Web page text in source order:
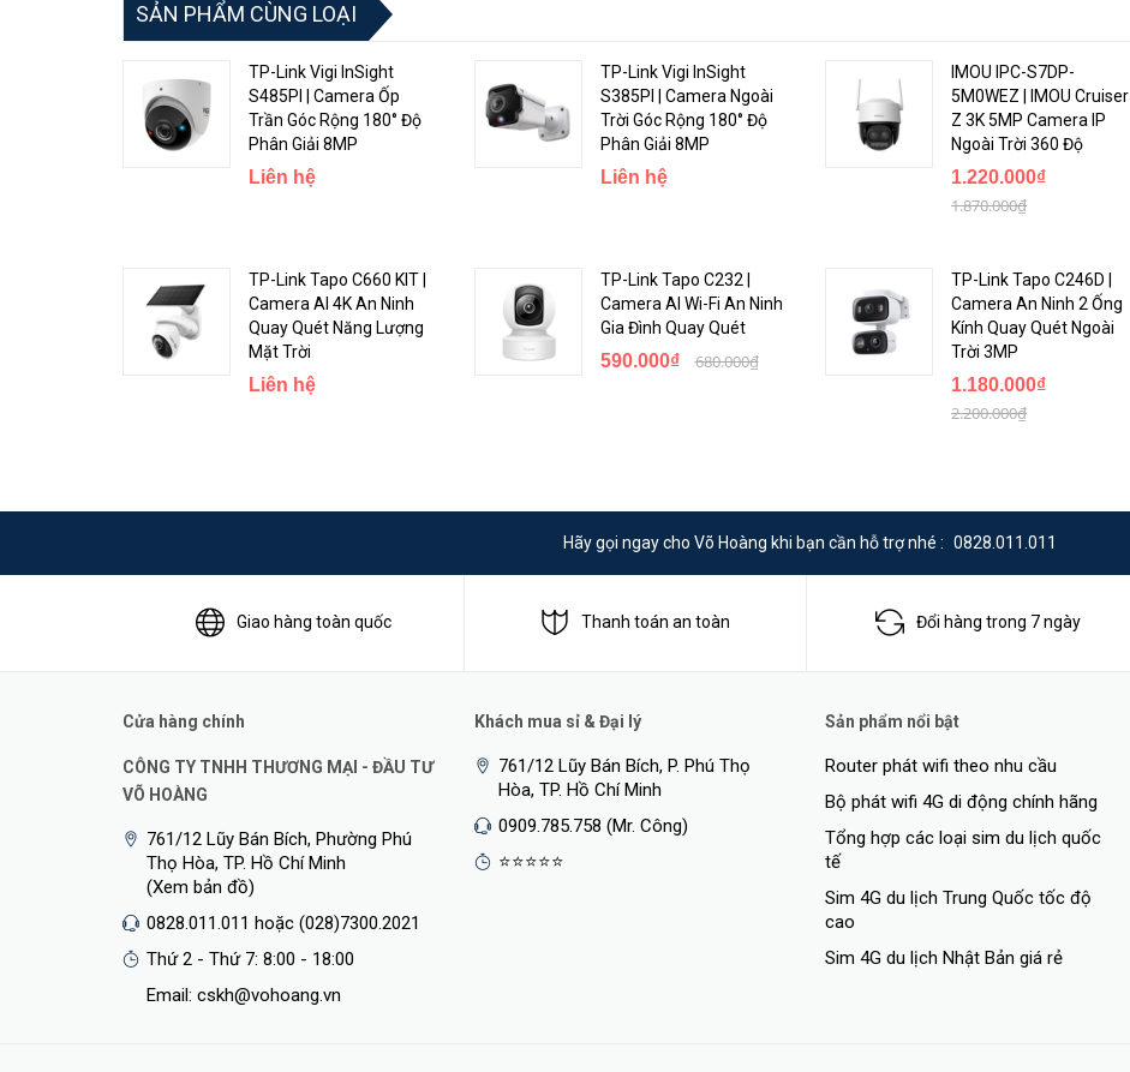
nét cả ngày lẫn đêm.
Thuật Toán Phân Biệt Người Và Phương Tiện
TP-Link VIGI C340I
được trang bị thuật toán AI thông minh giúp bạn có thể xác định rõ ràng người và phương tiện 1 cách dễ dàng, báo
động khi có phát hiện chuyển động.
SẢN PHẨM CÙNG LOẠI
TP-Link Vigi InSight
S485PI | Camera Ốp
Trần Góc Rộng 180° Độ
Phân Giải 8MP
Liên hệ
TP-Link Vigi InSight
S385PI | Camera Ngoài
Trời Góc Rộng 180° Độ
Phân Giải 8MP
Liên hệ
IMOU IPC-S7DP-
5M0WEZ | IMOU Cruiser
Z 3K 5MP Camera IP
Ngoài Trời 360 Độ
1.220.000₫
1.870.000₫
TP-Link Tapo C660 KIT |
Camera AI 4K An Ninh
Quay Quét Năng Lượng
Mặt Trời
Liên hệ
TP-Link Tapo C232 |
Camera AI Wi-Fi An Ninh
Gia Đình Quay Quét
590.000₫ 680.000₫
TP-Link Tapo C246D |
Camera An Ninh 2 Ống
Kính Quay Quét Ngoài
Trời 3MP
1.180.000₫
2.200.000₫
Hãy gọi ngay cho Võ Hoàng khi bạn cần hỗ trợ nhé : 0828.011.011
Giao hàng toàn quốc Thanh toán an toàn Đổi hàng trong 7 ngày
Cửa hàng chính
CÔNG TY TNHH THƯƠNG MẠI - ĐẦU TƯ
VÕ HOÀNG
761/12 Lũy Bán Bích, Phường Phú
Thọ Hòa, TP. Hồ Chí Minh
(Xem bản đồ)
0828.011.011 hoặc (028)7300.2021
Thứ 2 - Thứ 7: 8:00 - 18:00
Email: cskh@vohoang.vn
Khách mua sỉ & Đại lý
761/12 Lũy Bán Bích, P. Phú Thọ
Hòa, TP. Hồ Chí Minh
0909.785.758 (Mr. Công)
⭐⭐⭐⭐⭐
Sản phẩm nổi bật
Router phát wifi theo nhu cầu
Bộ phát wifi 4G di động chính hãng
Tổng hợp các loại sim du lịch quốc
tế
Sim 4G du lịch Trung Quốc tốc độ
cao
Sim 4G du lịch Nhật Bản giá rẻ